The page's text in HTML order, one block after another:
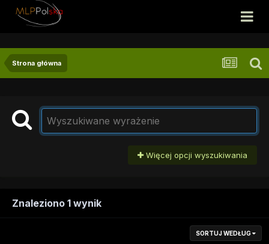
Strona główna
Więcej opcji wyszukiwania
Znaleziono 1 wynik
SORTUJ WEDŁUG